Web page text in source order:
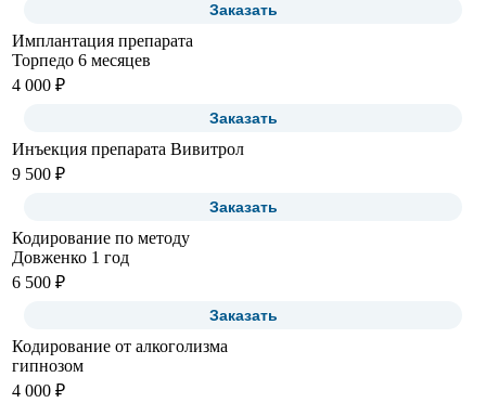
Заказать
Имплантация препарата
Торпедо 6 месяцев
4 000 ₽
Заказать
Инъекция препарата Вивитрол
9 500 ₽
Заказать
Кодирование по методу
Довженко 1 год
6 500 ₽
Заказать
Кодирование от алкоголизма
гипнозом
4 000 ₽